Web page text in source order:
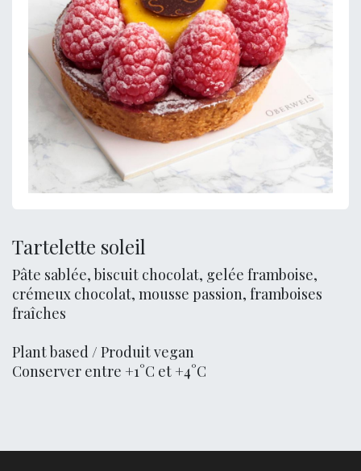
Tartelette soleil
Pâte sablée, biscuit chocolat, gelée framboise,
crémeux chocolat, mousse passion, framboises
fraîches
Plant based / Produit vegan
Conserver entre +1°C et +4°C